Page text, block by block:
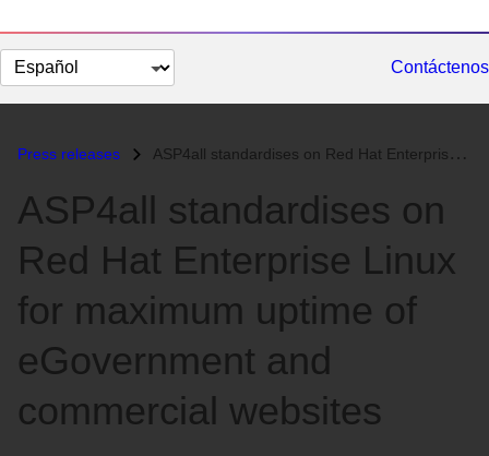
Cambiar
el
Contáctenos
Press releases ASP4all standardises on Red Hat Enterprise Linux for maximum uptime of...
ASP4all standardises on
Red Hat Enterprise Linux
for maximum uptime of
eGovernment and
commercial websites